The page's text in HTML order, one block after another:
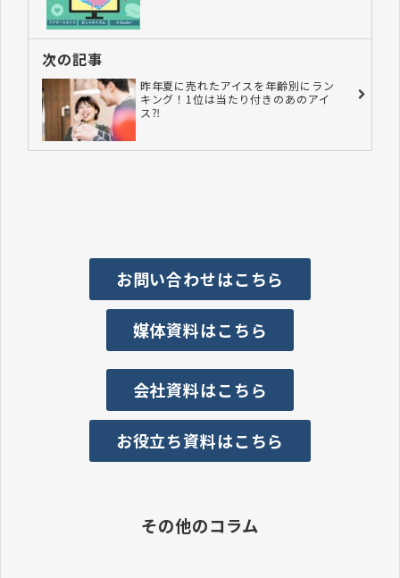
次の記事
昨年夏に売れたアイスを年齢別にラン
キング！1位は当たり付きのあのアイ
ス⁈
お問い合わせはこちら
媒体資料はこちら
会社資料はこちら
お役立ち資料はこちら
その他のコラム